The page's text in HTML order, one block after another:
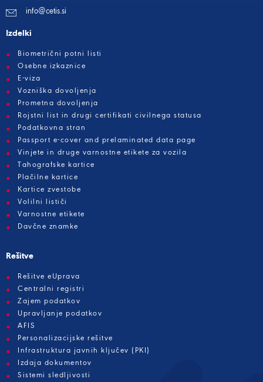
info@cetis.si
Izdelki
Biometrični potni listi
Osebne izkaznice
E-viza
Vozniška dovoljenja
Prometna dovoljenja
Rojstni list in drugi certifikati civilnega statusa
Podatkovna stran
Passport e-cover and prelaminated data page
Vinjete in druge varnostne etikete za vozila
Tahografske kartice
Plačilne kartice
Kartice zvestobe
Volilni lističi
Varnostne etikete
Davčne znamke
Rešitve
Rešitve eUprava
Centralni registri
Zajem podatkov
Upravljanje podatkov
AFIS
Personalizacijske rešitve
Infrastruktura javnih ključev (PKI)
Izdaja dokumentov
Sistemi sledljivosti